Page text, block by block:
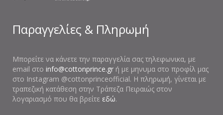
Παραγγελίες & Πληρωμή
Μπορείτε να κάνετε την παραγγελία σας τηλεφωνικα, με
email στο info@cottonprince.gr ή με μηνυμα στο προφίλ μας
στο Instagram @cottonprinceofficial. Η πληρωμή, γίνεται με
τραπεζική κατάθεση στην Τράπεζα Πειραιώς στον
λογαριασμό που θα βρείτε εδώ.